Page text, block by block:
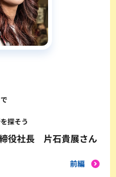
探そう
役社長 片石貴展さん
前編